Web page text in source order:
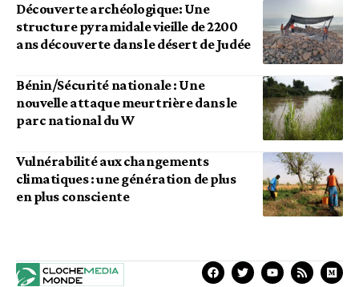
Découverte archéologique: Une
structure pyramidale vieille de 2200
ans découverte dans le désert de Judée
Bénin/Sécurité nationale : Une
nouvelle attaque meurtrière dans le
parc national du W
Vulnérabilité aux changements
climatiques : une génération de plus
en plus consciente